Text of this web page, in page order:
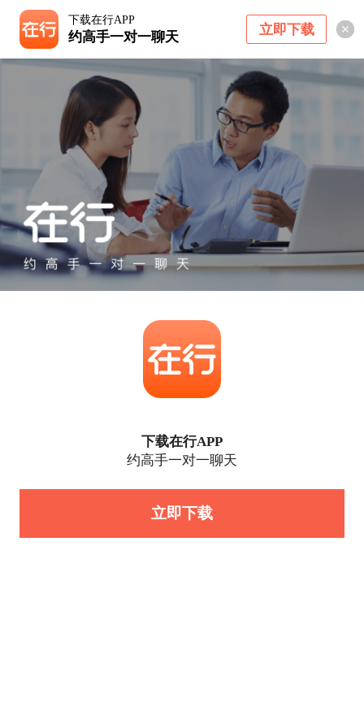
下载在行APP
约高手一对一聊天 立即下载
下载在行APP
约高手一对一聊天
立即下载